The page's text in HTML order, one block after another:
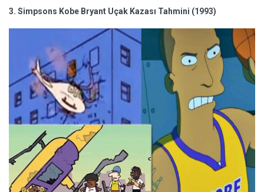
3. Simpsons Kobe Bryant Uçak Kazası Tahmini (1993)